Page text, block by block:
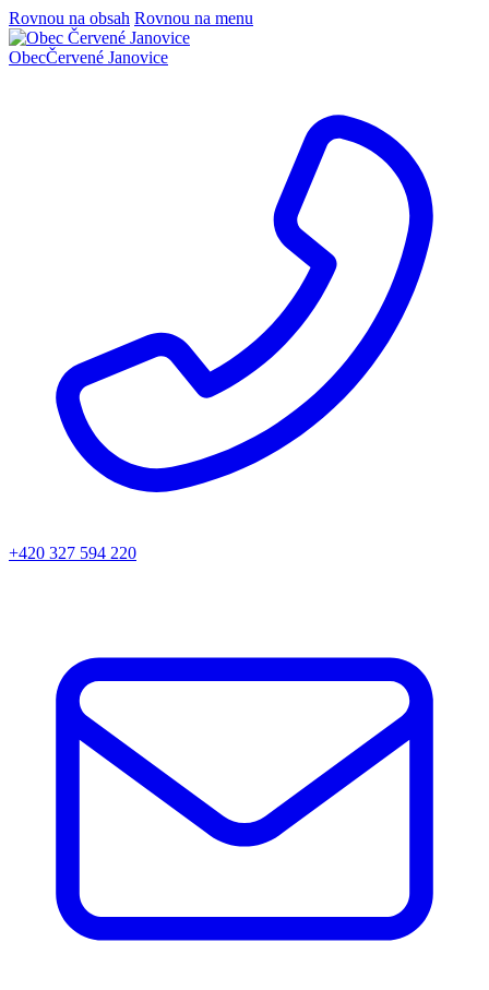
Rovnou na obsah Rovnou na menu
ObecČervené Janovice
+420 327 594 220